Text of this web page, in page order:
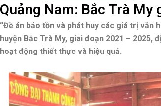
Quảng Nam: Bắc Trà My
“Đề án bảo tồn và phát huy các giá trị văn
huyện Bắc Trà My, giai đoạn 2021 – 2025,
hoạt động thiết thực và hiệu quả.